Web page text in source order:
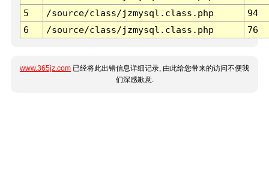
5
/source/class/jzmysql.class.php
94
6
/source/class/jzmysql.class.php 76
www.365jz.com 已经将此出错信息详细记录, 由此给您带来的访问不便我
们深感歉意.